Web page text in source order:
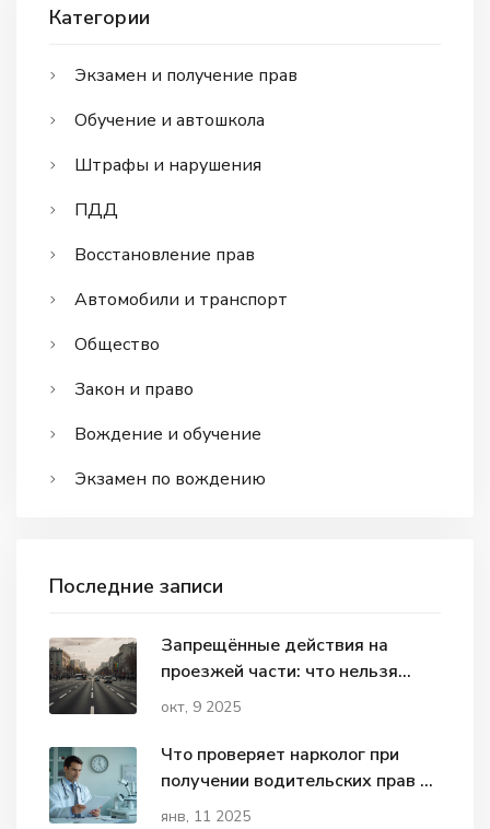
Категории
Экзамен и получение прав
Обучение и автошкола
Штрафы и нарушения
ПДД
Восстановление прав
Автомобили и транспорт
Общество
Закон и право
Вождение и обучение
Экзамен по вождению
Последние записи
Запрещённые действия на
проезжей части: что нельзя
делать?
окт, 9 2025
Что проверяет нарколог при
получении водительских прав в
2025 году?
янв, 11 2025